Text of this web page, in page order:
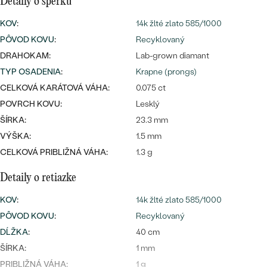
Wave kolekcia
PODĽA TVARU DRAHOKAMU
NA MIERU
DIAMANTY
náušnice
PREZRIEŤ
Personalizované
prívesky
OBJAVIŤ
Najpredávanejšie
prstene
PREZRIEŤ
KOV:
14k žlté zlato 585/1000
PÔVOD KOVU:
Recyklovaný
DRAHOKAM:
Lab-grown diamant
TYP OSADENIA:
Krapne (prongs)
CELKOVÁ KARÁTOVÁ VÁHA:
0.075 ct
POVRCH KOVU:
Lesklý
ŠÍRKA:
23.3 mm
VÝŠKA:
1.5 mm
CELKOVÁ PRIBLIŽNÁ VÁHA:
1.3 g
Detaily o retiazke
KOV:
14k žlté zlato 585/1000
PÔVOD KOVU:
Recyklovaný
DĹŽKA:
40 cm
ŠÍRKA:
1 mm
PRIBLIŽNÁ VÁHA:
1 g